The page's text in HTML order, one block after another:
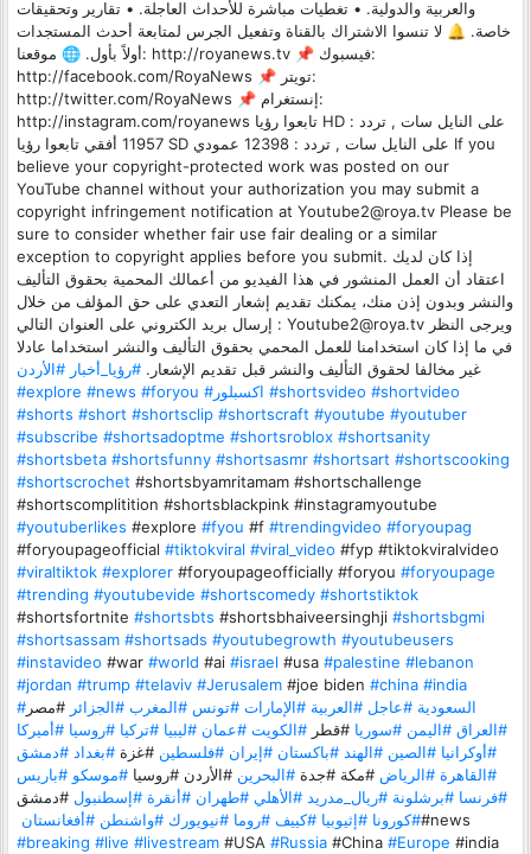
والعربية والدولية. • تغطيات مباشرة للأحداث العاجلة. • تقارير وتحقيقات
خاصة. 🔔 لا تنسوا الاشتراك بالقناة وتفعيل الجرس لمتابعة أحدث المستجدات
أولاً بأول. 🌐 موقعنا: http://royanews.tv 📌 فيسبوك:
http://facebook.com/RoyaNews 📌 تويتر:
http://twitter.com/RoyaNews 📌 إنستغرام:
http://instagram.com/royanews تابعوا رؤيا HD على النايل سات , تردد :
11957 أفقي تابعوا رؤيا SD على النايل سات , تردد : 12398 عمودي If you
believe your copyright-protected work was posted on our
YouTube channel without your authorization you may submit a
copyright infringement notification at Youtube2@roya.tv Please be
sure to consider whether fair use fair dealing or a similar
exception to copyright applies before you submit. إذا كان لديك
اعتقاد أن العمل المنشور في هذا الفيديو من أعمالك المحمية بحقوق التأليف
والنشر وبدون إذن منك، يمكنك تقديم إشعار التعدي على حق المؤلف من خلال
إرسال بريد الكتروني على العنوان التالي : Youtube2@roya.tv ويرجى النظر
في ما إذا كان استخدامنا للعمل المحمي بحقوق التأليف والنشر استخداما عادلا
غير مخالفا لحقوق التأليف والنشر قبل تقديم الإشعار. #رؤيا_أخبار #الأردن
#explore #news #foryou #اكسبلور #shortsvideo #shortvideo
#shorts #short #shortsclip #shortscraft #youtube #youtuber
#subscribe #shortsadoptme #shortsroblox #shortsanity
#shortsbeta #shortsfunny #shortsasmr #shortsart #shortscooking
#shortscrochet #shortsbyamritamam #shortschallenge
#shortscomplitition #shortsblackpink #instagramyoutube
#youtuberlikes #explore #fyou #f #trendingvideo #foryoupag
#foryoupageofficial #tiktokviral #viral_video #fyp #tiktokviralvideo
#viraltiktok #explorer #foryoupageofficially #foryou #foryoupage
#trending #youtubevide #shortscomedy #shortstiktok
#shortsfortnite #shortsbts #shortsbhaiveersinghji #shortsbgmi
#shortsassam #shortsads #youtubegrowth #youtubeusers
#instavideo #war #world #ai #israel #usa #palestine #lebanon
#jordan #trump #telaviv #Jerusalem #joe biden #china #india
#السعودية #عاجل #العربية #الإمارات #تونس #المغرب #الجزائر #مصر
#العراق #اليمن #سوريا #قطر #الكويت #عمان #ليبيا #تركيا #روسيا #أميركا
#أوكرانيا #الصين #الهند #باكستان #إيران #فلسطين #غزة #بغداد #دمشق
#القاهرة #الرياض #مكة #جدة #البحرين #الأردن #روسيا #موسكو #باريس
#فرنسا #برشلونة #ريال_مدريد #الأهلي #طهران #أنقرة #إسطنبول #دمشق
#كورونا #إثيوبيا #كييف #روما #نيويورك #واشنطن #أفغانستان
‏#news
#breaking #live #livestream #USA #Russia #China #Europe #india